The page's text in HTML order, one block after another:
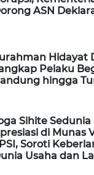
ASN
Hidayat
Pelaku
hingga
Sihite
di Munas
Soroti
Usaha dan